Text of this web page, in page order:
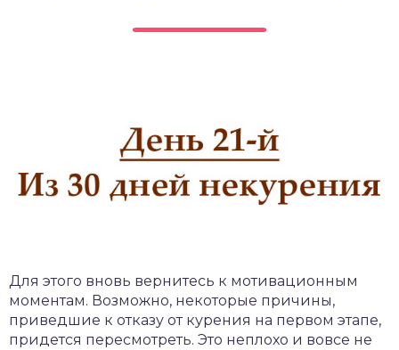
Для этого вновь вернитесь к мотивационным
моментам. Возможно, некоторые причины,
приведшие к отказу от курения на первом этапе,
придется пересмотреть. Это неплохо и вовсе не